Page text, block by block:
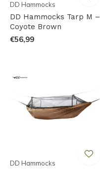
DD Hammocks
DD Hammocks Tarp M –
Coyote Brown
€56,99
DD Hammocks